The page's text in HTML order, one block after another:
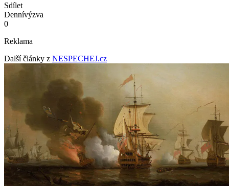
Sdílet
Dennívýzva
0
Reklama
Další články z NESPECHEJ.cz